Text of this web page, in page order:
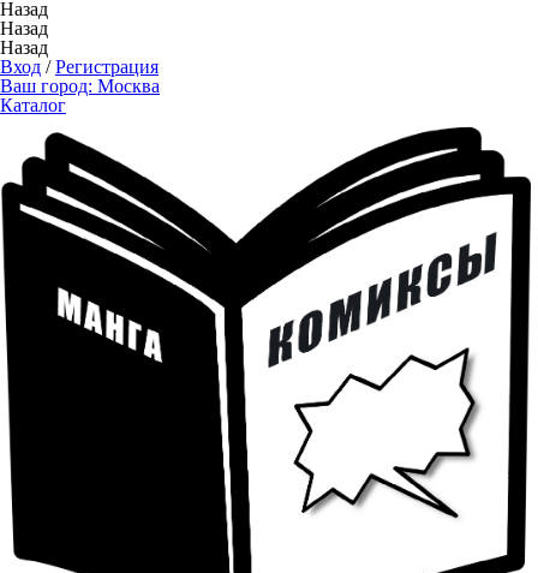
Назад
Назад
Назад
Вход /Регистрация
Ваш город: Москва
Каталог